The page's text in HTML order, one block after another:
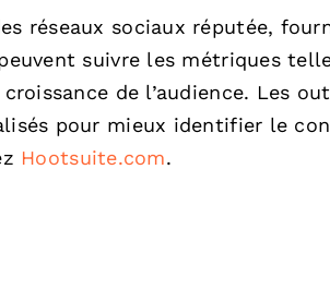
réseaux sociaux réputée,
suivre les métriques
de l’audience. Les
pour mieux identifier le
Hootsuite.com.